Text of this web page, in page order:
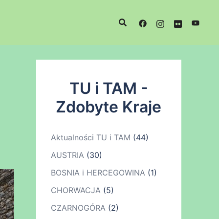
TU i TAM -
Zdobyte Kraje
Aktualności TU i TAM (44)
AUSTRIA(30)
BOSNIA i HERCEGOWINA(1)
CHORWACJA(5)
CZARNOGÓRA(2)